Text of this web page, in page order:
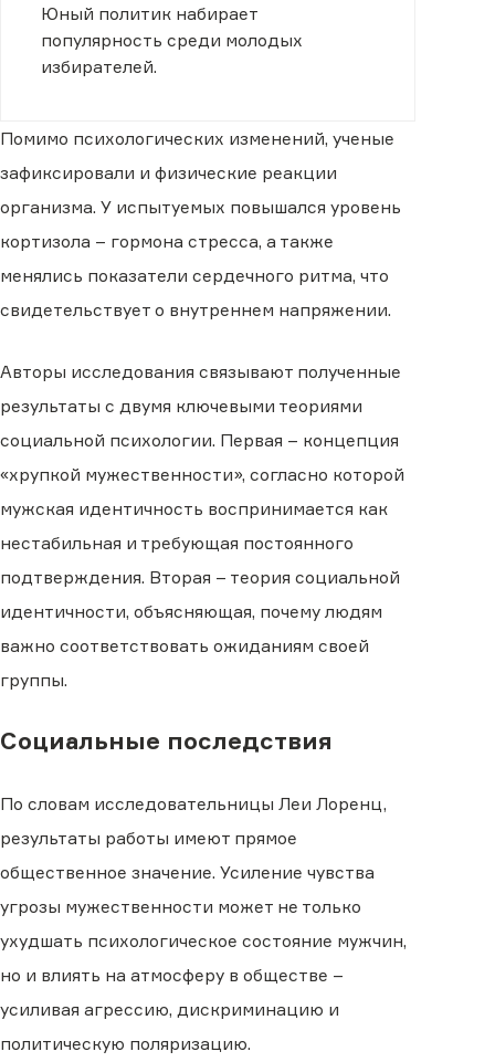
Юный политик набирает
популярность среди молодых
избирателей.
Помимо психологических изменений, ученые
зафиксировали и физические реакции
организма. У испытуемых повышался уровень
кортизола – гормона стресса, а также
менялись показатели сердечного ритма, что
свидетельствует о внутреннем напряжении.
Авторы исследования связывают полученные
результаты с двумя ключевыми теориями
социальной психологии. Первая – концепция
«хрупкой мужественности», согласно которой
мужская идентичность воспринимается как
нестабильная и требующая постоянного
подтверждения. Вторая – теория социальной
идентичности, объясняющая, почему людям
важно соответствовать ожиданиям своей
группы.
Социальные последствия
По словам исследовательницы Леи Лоренц,
результаты работы имеют прямое
общественное значение. Усиление чувства
угрозы мужественности может не только
ухудшать психологическое состояние мужчин,
но и влиять на атмосферу в обществе –
усиливая агрессию, дискриминацию и
политическую поляризацию.